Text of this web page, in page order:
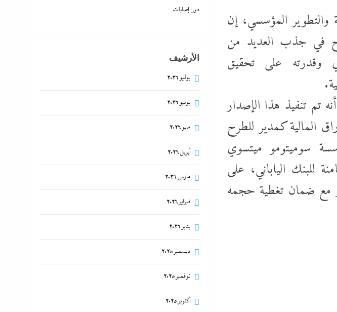
المؤسسي، إن
في جذب العديد من
وقدرته على تحقيق
تم تنفيذ هذا الإصدار
كمدير للطرح
سوميتومو ميتسوي
للبنك الياباني، على
مع ضمان تغطية حجمه
دون إصابات
الأرشيف
يوليو 2026
يونيو 2026
مايو 2026
أبريل 2026
مارس 2026
فبراير 2026
يناير 2026
ديسمبر 2025
نوفمبر 2025
أكتوبر 2025